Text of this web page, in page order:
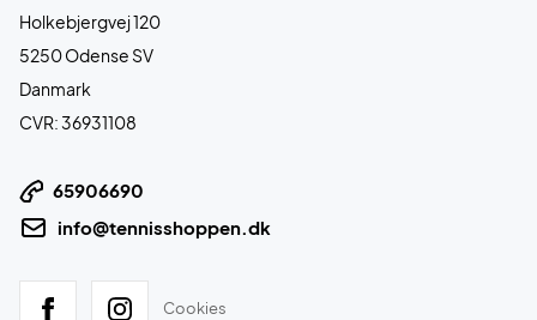
Holkebjergvej 120
5250 Odense SV
Danmark
CVR: 36931108
65906690
info@tennisshoppen.dk
Cookies